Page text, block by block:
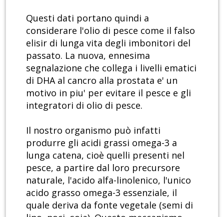
Questi dati portano quindi a
considerare l'olio di pesce come il falso
elisir di lunga vita degli imbonitori del
passato. La nuova, ennesima
segnalazione che collega i livelli ematici
di DHA al cancro alla prostata e' un
motivo in piu' per evitare il pesce e gli
integratori di olio di pesce.
Il nostro organismo può infatti
produrre gli acidi grassi omega-3 a
lunga catena, cioè quelli presenti nel
pesce, a partire dal loro precursore
naturale, l'acido alfa-linolenico, l'unico
acido grasso omega-3 essenziale, il
quale deriva da fonte vegetale (semi di